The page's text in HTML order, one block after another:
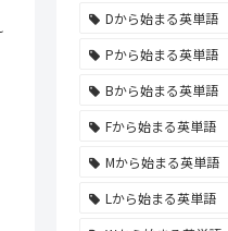
Dから始まる英単語
Pから始まる英単語
Bから始まる英単語
Fから始まる英単語
Mから始まる英単語
Lから始まる英単語